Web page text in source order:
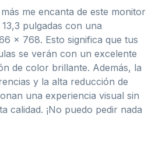
me encanta de este monitor
pulgadas con una
x 768. Esto significa que tus
se verán con un excelente
de color brillante. Además, la
y la alta reducción de
una experiencia visual sin
calidad. ¡No puedo pedir nada